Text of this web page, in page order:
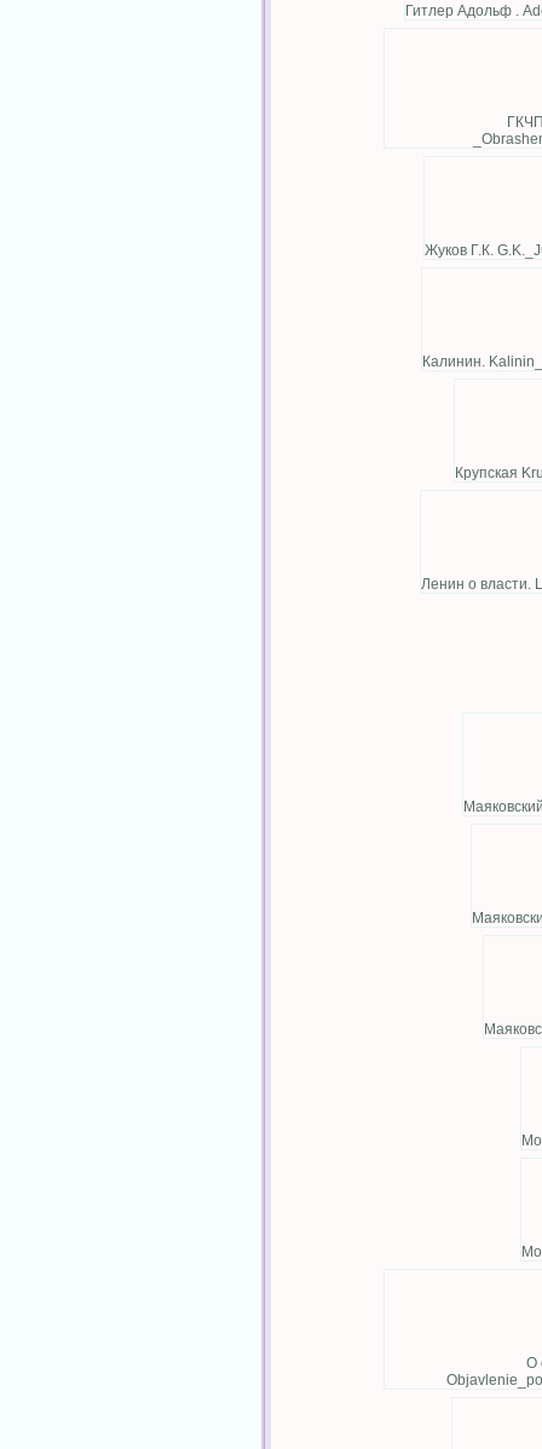
Гитлер Адольф .
Жуков Г.К.
Калинин.
Крупская
Ленин о власти.
О